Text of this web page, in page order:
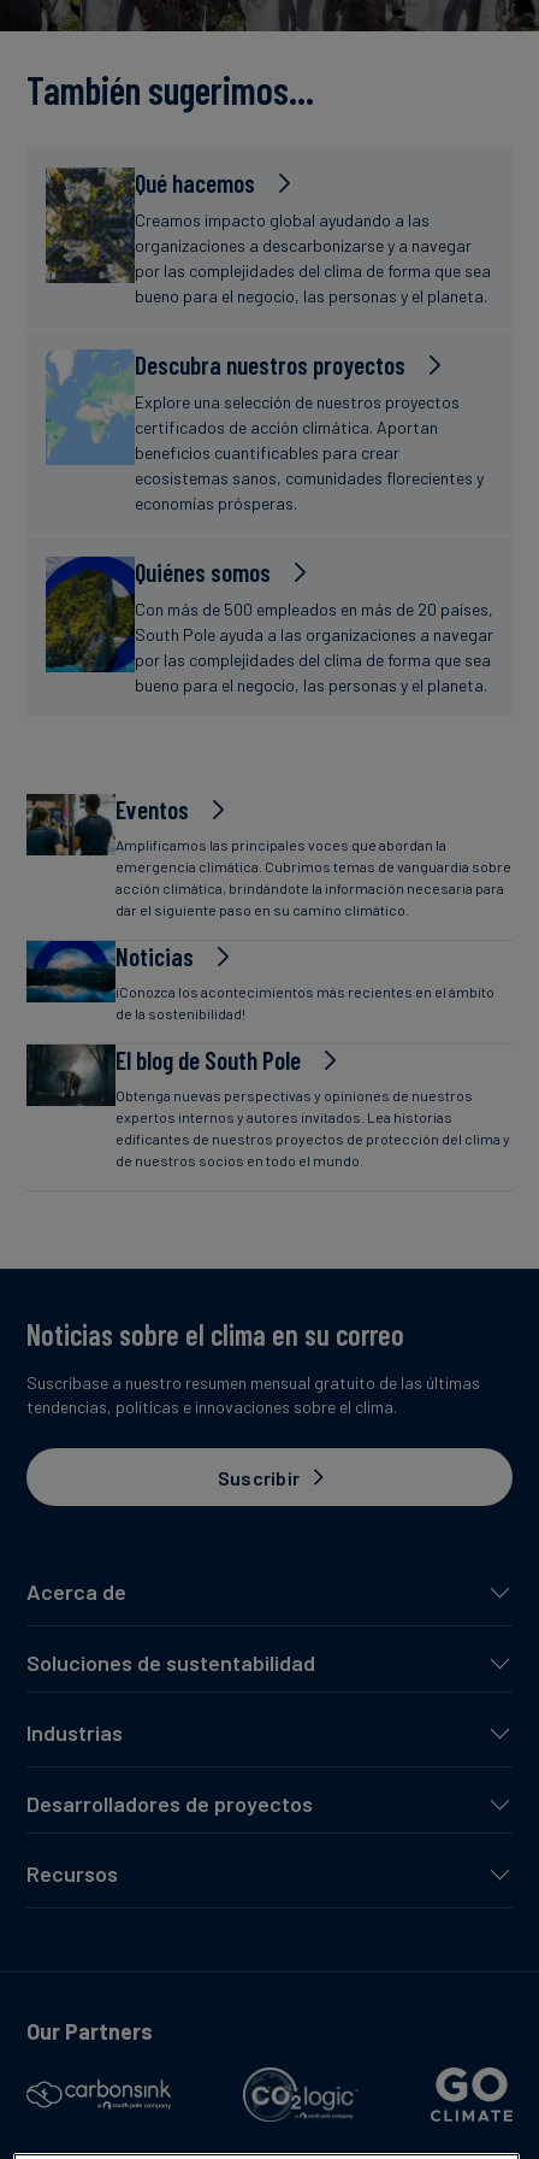
Finanzas
estudio
Noticias
También sugerimos…
Qué hacemos
Creamos impacto global ayudando a las
organizaciones a descarbonizarse y a navegar
por las complejidades del clima de forma que sea
bueno para el negocio, las personas y el planeta.
Descubra nuestros proyectos
Explore una selección de nuestros proyectos
certificados de acción climática. Aportan
beneficios cuantificables para crear
ecosistemas sanos, comunidades florecientes y
economías prósperas.
Quiénes somos
Con más de 500 empleados en más de 20 países,
South Pole ayuda a las organizaciones a navegar
por las complejidades del clima de forma que sea
bueno para el negocio, las personas y el planeta.
Eventos
Amplificamos las principales voces que abordan la
emergencia climática. Cubrimos temas de vanguardia sobre
acción climática, brindándote la información necesaria para
dar el siguiente paso en su camino climático.
Noticias
¡Conozca los acontecimientos más recientes en el ámbito
de la sostenibilidad!
El blog de South Pole
Obtenga nuevas perspectivas y opiniones de nuestros
expertos internos y autores invitados. Lea historias
edificantes de nuestros proyectos de protección del clima y
de nuestros socios en todo el mundo.
Acerca de
Soluciones de sustentabilidad
Industrias
Desarrolladores de proyectos
Recursos
Noticias sobre el clima en su correo
Suscríbase a nuestro resumen mensual gratuito de las últimas
tendencias, políticas e innovaciones sobre el clima.
Suscribir
Our Partners